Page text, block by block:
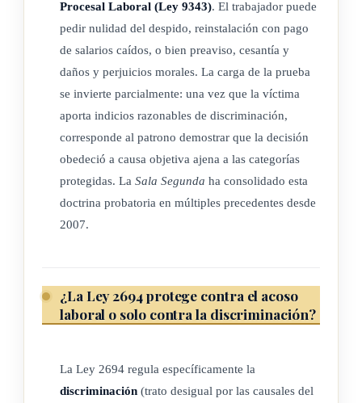
Trabajo podrá
concederles un plazo prudencial para subsanar la violación,
cuando ello
fuere posible.
Poder Ejecutivo reglamentará esta ley.
esa reglamentación no se emita, o en lo que resulte no
previsto, se
Orgánica del
Procesal Laboral (Ley 9343). El trabajador puede
pedir nulidad del despido, reinstalación con pago
de salarios caídos, o bien preaviso, cesantía y
daños y perjuicios morales. La carga de la prueba
se invierte parcialmente: una vez que la víctima
aporta indicios razonables de discriminación,
corresponde al patrono demostrar que la decisión
obedeció a causa objetiva ajena a las categorías
protegidas. La Sala Segunda ha consolidado esta
doctrina probatoria en múltiples precedentes desde
2007.
¿La Ley 2694 protege contra el acoso
laboral o solo contra la discriminación?
La Ley 2694 regula específicamente la
discriminación (trato desigual por las causales del